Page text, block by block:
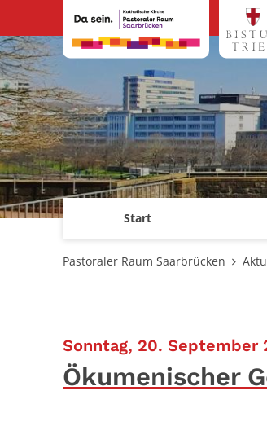
Zum Inhalt springen
Start
Pastoraler Raum Saarbrücken
Sonntag, 20. September
Ökumenischer